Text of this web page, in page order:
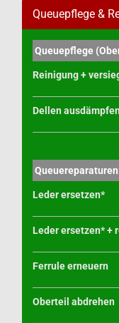
Queuepflege &
Queuepflege
Reinigung +
Dellen
Leder ersetzen*
Leder ersetzen* +
Ferrule erneuern
Oberteil abdrehen